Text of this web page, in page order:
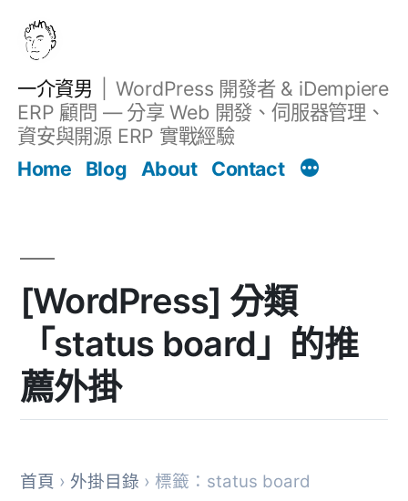
一介資男
WordPress 開發者 & iDempiere
ERP 顧問 — 分享 Web 開發、伺服器管理、
資安與開源 ERP 實戰經驗
Home
Blog About Contact
[WordPress] 分類
「status board」的推
薦外掛
首頁 › 外掛目錄 › 標籤：status board
文章